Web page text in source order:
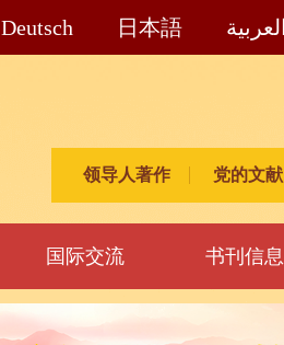
Deutsch 日本語 العربية
领导人著作 党的文献
国际交流 书刊信息